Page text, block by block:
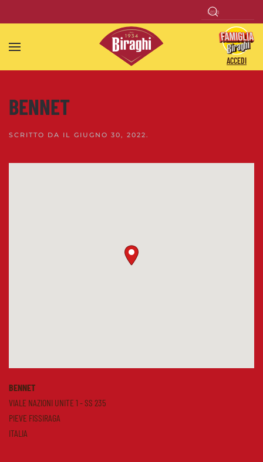
Skip to main content
ACCEDI
BENNET
SCRITTO DA IL GIUGNO 30, 2022.
BENNET
VIALE NAZIONI UNITE 1 - SS 235
PIEVE FISSIRAGA
ITALIA